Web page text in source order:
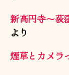
新高円寺〜荻
より
煙草とカメラ